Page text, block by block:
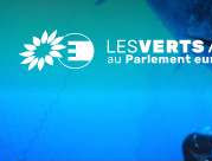
Greens/EFA Home